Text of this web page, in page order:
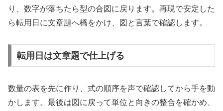
り、数字が落ちたら型の合図に戻ります。再現で安定した
ら転用日に文章題へ橋をかけ、図と言葉で確認します。
転用日は文章題で仕上げる
数量の表を先に作り、式の順序を声で確認してから手を動
かします。最後は図に戻って単位と向きの整合を確かめ、